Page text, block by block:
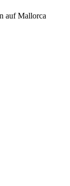
auf Mallorca